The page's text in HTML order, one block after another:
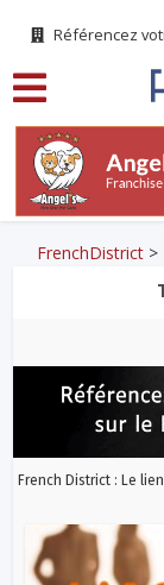
Référencez
FrenchDistrict >
French District : Le